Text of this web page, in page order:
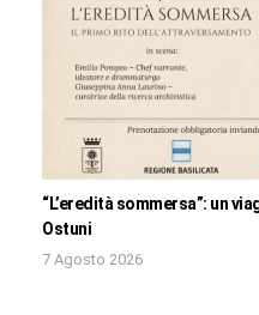
“L’eredità sommersa”: un
Ostuni
7 Agosto 2026